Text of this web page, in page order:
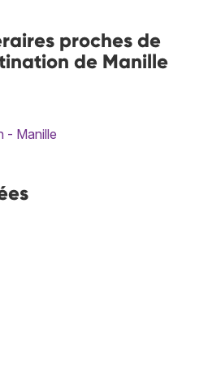
proches de
de Manille
- Manille